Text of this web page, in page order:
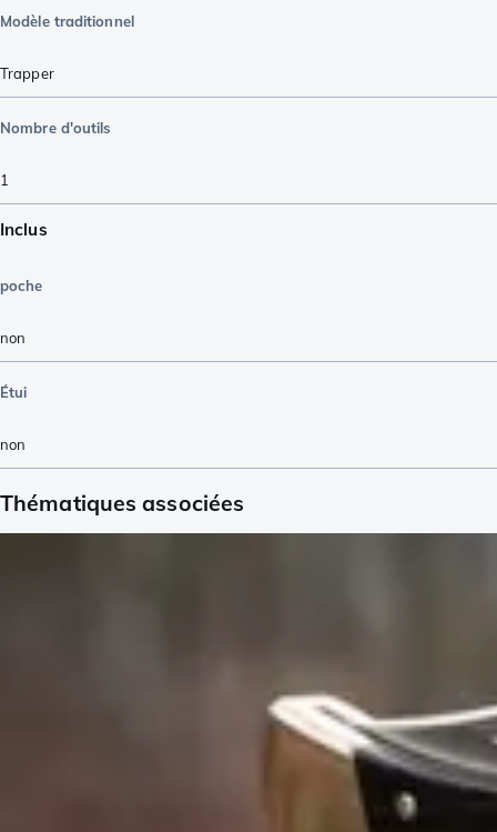
Modèle traditionnel
Trapper
Nombre d'outils
1
Inclus
poche
non
Étui
non
Thématiques associées